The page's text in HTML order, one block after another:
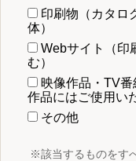
印刷物（カタロ
体）
Webサイト（印
む）
映像作品・TV
作品にはご使用い
その他
※該当するものをす